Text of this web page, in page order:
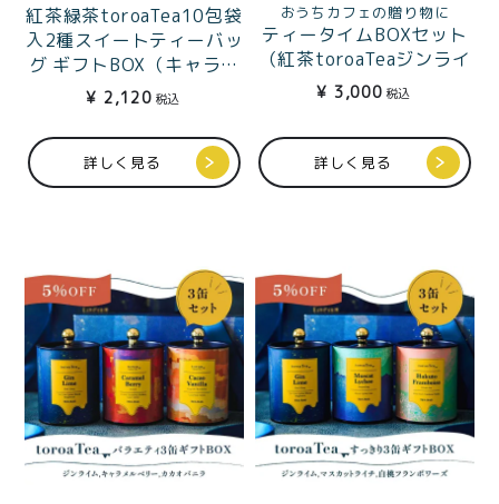
紅茶緑茶toroaTea10包袋
入2種スイートティーバッ
グ ギフトBOX（キャラメ
ルベリー・白桃フランボ
ワーズ）
¥ 2,120 税込
詳しく見る
おうちカフェの贈り物に
ティータイムBOXセット
（紅茶toroaTeaジンライ
ム1缶＋トロバタ レーズ
ン味2個、ストロベリー味
2個）
¥ 3,000 税込
詳しく見る